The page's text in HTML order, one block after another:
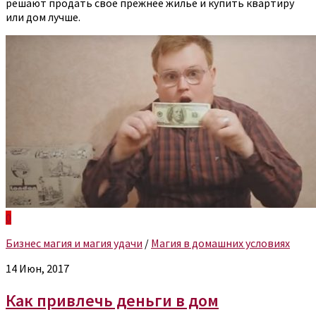
или дом лучше.
0
Бизнес магия и магия удачи / Магия в домашних условиях
14 Июн, 2017
Как привлечь деньги в дом